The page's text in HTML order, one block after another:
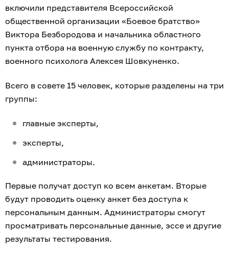
включили представителя Всероссийской
общественной организации «Боевое братство»
Виктора Безбородова и начальника областного
пункта отбора на военную службу по контракту,
военного психолога Алексея Шовкуненко.
Всего в совете 15 человек, которые разделены на три
группы:
главные эксперты,
эксперты,
администраторы.
Первые получат доступ ко всем анкетам. Вторые
будут проводить оценку анкет без доступа к
персональным данным. Администраторы смогут
просматривать персональные данные, эссе и другие
результаты тестирования.